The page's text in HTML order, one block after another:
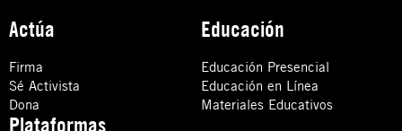
Actúa
Firma
Sé Activista
Dona
Educación
Educación Presencial
Educación en Línea
Materiales Educativos
Plataformas